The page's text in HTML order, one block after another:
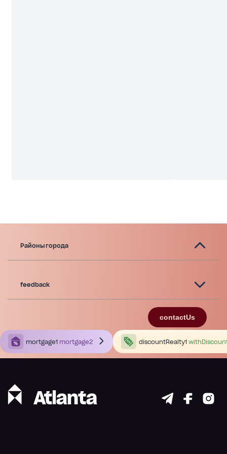
Районы города
feedback
contactUs
mortgage1 mortgage2 discountRealty1